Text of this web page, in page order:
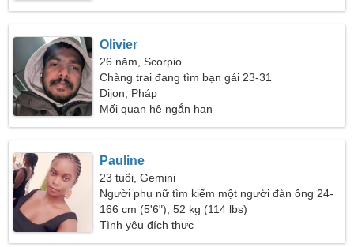
Olivier
26 năm, Scorpio
Chàng trai đang tìm bạn gái 23-31
Dijon, Pháp
Mối quan hệ ngắn hạn
Pauline
23 tuổi, Gemini
Người phụ nữ tìm kiếm một người đàn ông 24-
32
166 cm (5'6"), 52 kg (114 lbs)
Tình yêu đích thực